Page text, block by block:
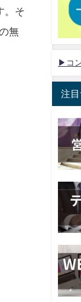
。そ
無
▶コ
注目